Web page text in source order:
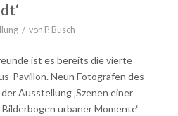
/ von P. Busch
ist es bereits die vierte
Pavillon. Neun Fotografen des
Ausstellung ‚Szenen einer
urbaner Momente‘